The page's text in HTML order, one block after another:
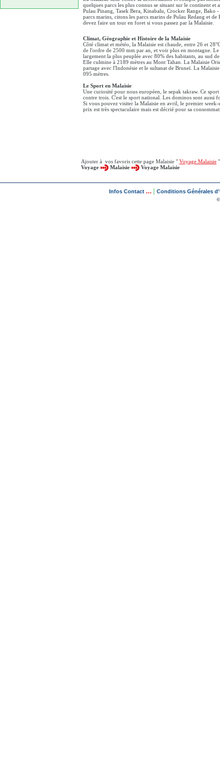
quelques parcs les plus connus se situant sur le continent
Pulau Pinang, Tasek Bera, Kinabalu, Crocker Range, Bako
parcs marins, citons les parcs marins de Pulau Redang et
devez faire un tour en foret si vous passez par la Malaisie.
Climat, Géographie et Histoire de la Malaisie
Côté climat et météo, la Malaisie est chaude, entre 26 et
de l'ordre de 2500 mm par an, et voir plus en montagne.
largement la plus peuplée avec 80% des habitants, au sud
Elle culmine à 2189 mètres au Mont Tahan. La Malaisie
partage avec l'Indonésie et le sultanat de Bruneï. La
095 mètres.
Le Sport en Malaisie
Une curiosité pour nous européen, le sepak takraw. Ce
contre trois. C'est le sport national. Les dominos sont aussi
Si vous pouvez visiter la Malaisie en avril, le premier
prix est très spectaculaire mais est décrié pour sa
Ajouter à vos favoris cette page Malaisie " Voyage Malaisie
Voyage
Malaisie Voyage Malaisie
Infos Contact ... Conditions Générales
©